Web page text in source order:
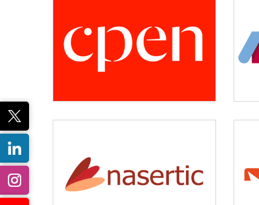
CPEN
Desarrollo empresarial
Servicios tecnológicos y